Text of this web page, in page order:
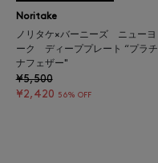
Noritake
ノリタケ×バーニーズ ニューヨ
ーク ディーププレート “プラチ
ナフェザー"
¥5,500
¥2,420 56% OFF